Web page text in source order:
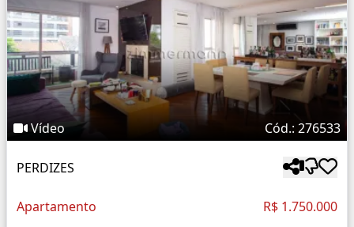
Vídeo Cód.: 276533
PERDIZES
Apartamento R$ 1.750.000